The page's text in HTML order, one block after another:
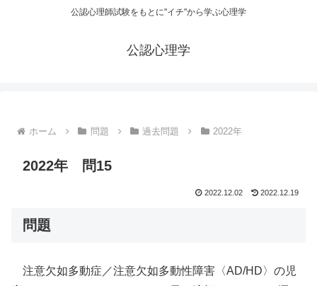
公認心理師試験をもとに"イチ"から学ぶ心理学
公認心理学
ホーム 問題 過去問題 2022年
2022年 問15
2022.12.02 2022.12.19
問題
注意欠如多動症／注意欠如多動性障害〈AD/HD〉の児